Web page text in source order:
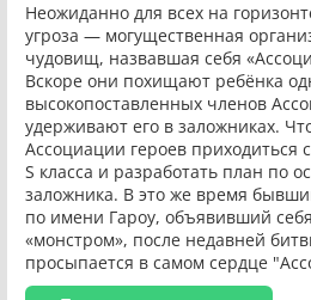
Неожиданно для всех на
угроза — могущественная
чудовищ, назвавшая себя
Вскоре они похищают ребёнка
высокопоставленных членов
удерживают его в заложниках.
Ассоциации героев приходиться
S класса и разработать план по
заложника. В это же время
по имени Гароу, объявивший
«монстром», после недавней
просыпается в самом сердце